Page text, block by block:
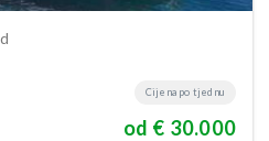
Cijena po tjednu
od € 30.000